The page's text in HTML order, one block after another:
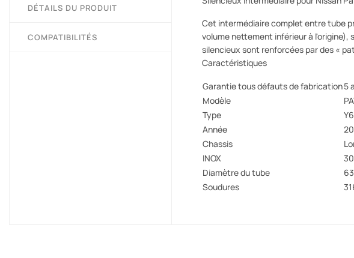
DÉTAILS DU PRODUIT
COMPATIBILITÉS
Cet intermédiaire complet entre tube
volume nettement inférieur à
silencieux sont renforcées par des «
Caractéristiques
Garantie tous défauts de fabrication5
Modèle
Type
Année
Chassis
INOX
Diamètre du tube
Soudures